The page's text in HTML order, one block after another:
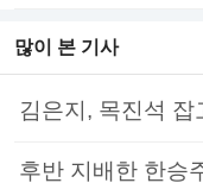
많이 본 기사
김은지, 목진석 잡
후반 지배한 한승